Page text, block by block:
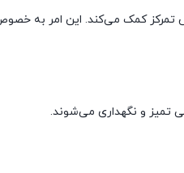
کمک می‌کند. این امر به
تمیز و نگهداری می‌شوند.